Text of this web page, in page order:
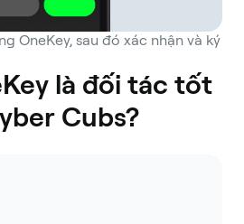
OneKey, sau đó xác nhận và ký
là đối tác tốt
Cubs?